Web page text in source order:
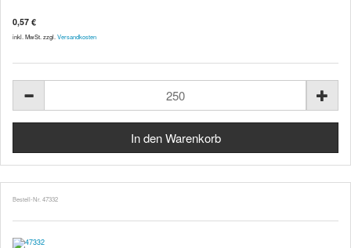
0,57 €
inkl. MwSt. zzgl. Versandkosten
Bestell-Nr. 47332